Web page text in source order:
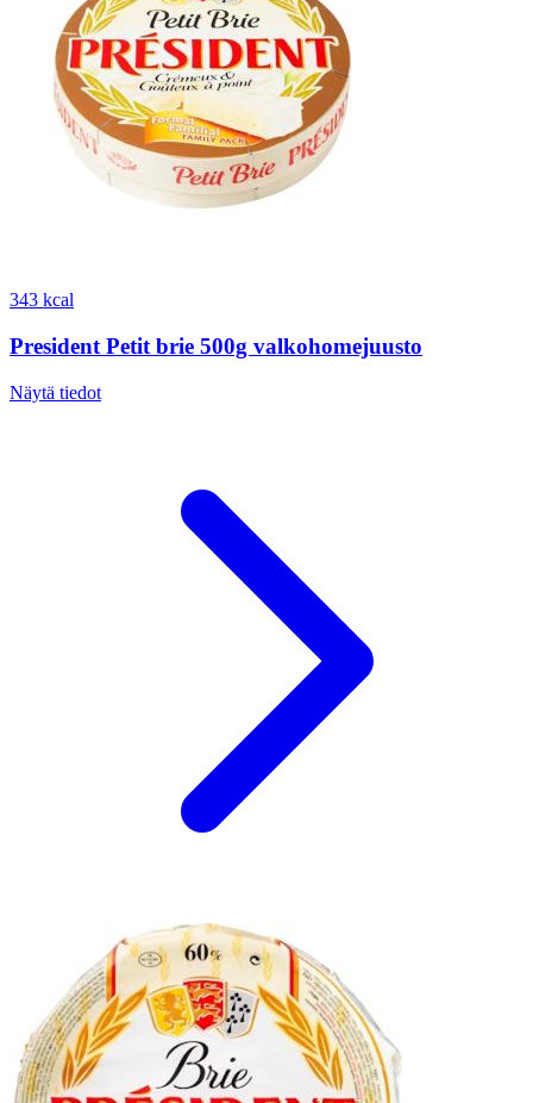
343 kcal
President Petit brie 500g valkohomejuusto
Näytä tiedot